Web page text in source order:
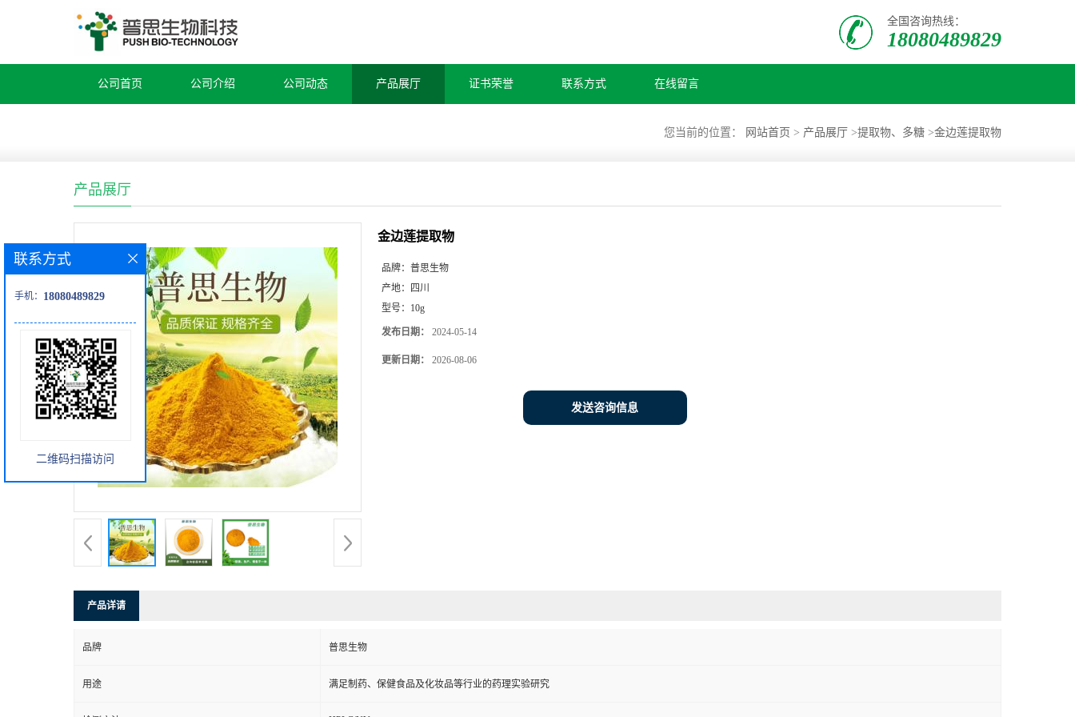
全国咨询热线：
18080489829
公司首页 公司介绍 公司动态 产品展厅 证书荣誉 联系方式 在线留言
您当前的位置： 网站首页 > 产品展厅 >提取物、多糖 >金边莲提取物
产品展厅
金边莲提取物
品牌： 普思生物
产地：
四川
型号： 10g
发布日期： 2024-05-14
更新日期： 2026-08-06
发送咨询信息
产品详请
品牌 普思生物
用途 满足制药、保健食品及化妆品等行业的药理实验研究
联系方式
手机： 18080489829
二维码扫描访问